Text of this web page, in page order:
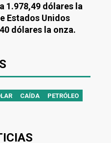
1.978,49 dólares la
Estados Unidos
dólares la onza.
CAÍDA PETRÓLEO